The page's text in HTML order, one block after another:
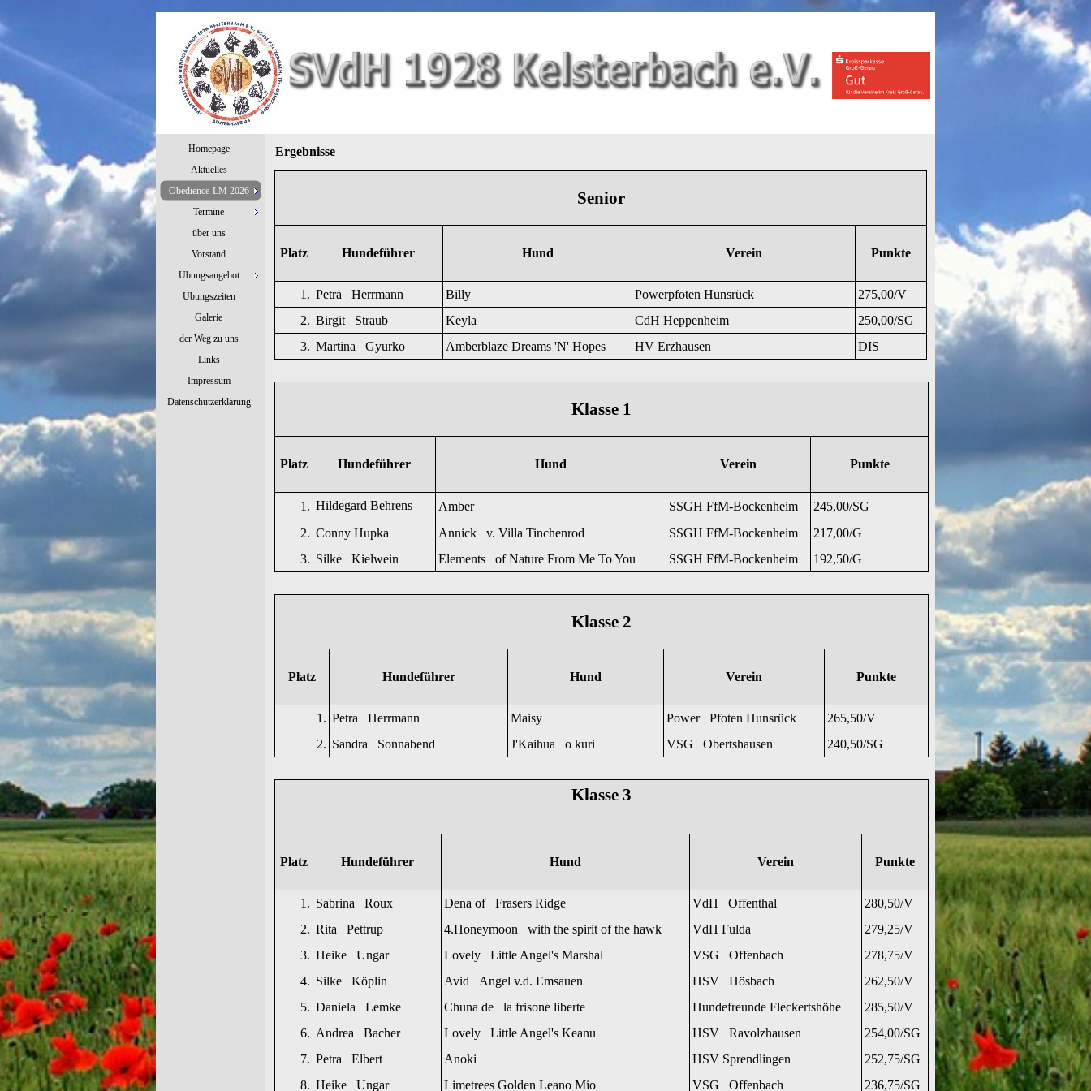
Homepage
Aktuelles
Obedience-LM 2026
Termine
über uns
Vorstand
Übungsangebot
Übungszeiten
Galerie
der Weg zu uns
Links
Impressum
Datenschutzerklärung
Ergebnisse
Senior
Platz Hundeführer Hund Verein Punkte
1. Petra Herrmann Billy Powerpfoten Hunsrück
275,00/V
2. Birgit Straub Keyla CdH Heppenheim
250,00/SG
3. Martina Gyurko Amberblaze Dreams 'N' Hopes HV Erzhausen DIS
Klasse 1
Platz Hundeführer Hund Verein Punkte
1. Hildegard Behrens Amber SSGH FfM-Bockenheim
245,00/SG
2. Conny Hupka Annick v. Villa Tinchenrod SSGH FfM-Bockenheim
217,00/G
3. Silke Kielwein Elements of Nature From Me To You SSGH FfM-Bockenheim 192,50/G
Klasse 2
Platz Hundeführer Hund Verein Punkte
1. Petra Herrmann Maisy Power Pfoten Hunsrück
265,50/V
2. Sandra Sonnabend J'Kaihua o kuri VSG Obertshausen 240,50/SG
Klasse 3
Platz Hundeführer Hund Verein Punkte
1. Sabrina Roux Dena of Frasers Ridge VdH Offenthal
280,50/V
2. Rita Pettrup 4.Honeymoon with the spirit of the hawk VdH Fulda
279,25/V
3. Heike Ungar Lovely Little Angel's Marshal VSG Offenbach
278,75/V
4. Silke Köplin Avid Angel v.d. Emsauen HSV Hösbach
262,50/V
5. Daniela Lemke Chuna de la frisone liberte Hundefreunde Fleckertshöhe
285,50/V
6. Andrea Bacher Lovely Little Angel's Keanu HSV Ravolzhausen
254,00/SG
7. Petra Elbert Anoki HSV Sprendlingen
252,75/SG
8. Heike Ungar Limetrees Golden Leano Mio VSG Offenbach 236,75/SG